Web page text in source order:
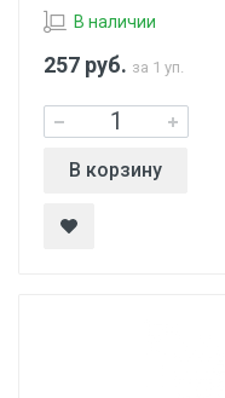
В наличии
257 руб. за 1 уп.
В корзину